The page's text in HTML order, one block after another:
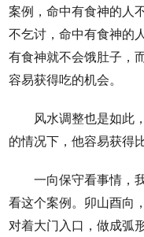
案例，命中有食神的人
不乞讨，命中有食神的
有食神就不会饿肚子，
容易获得吃的机会。
风水调整也是如此
的情况下，他容易获得
一向保守看事情，
看这个案例。卯山酉向
对着大门入口，做成弧